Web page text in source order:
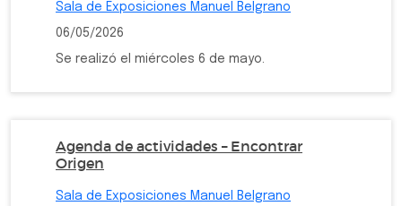
Sala de Exposiciones Manuel Belgrano
06/05/2026
Se realizó el miércoles 6 de mayo.
Agenda de actividades – Encontrar
Origen
Sala de Exposiciones Manuel Belgrano